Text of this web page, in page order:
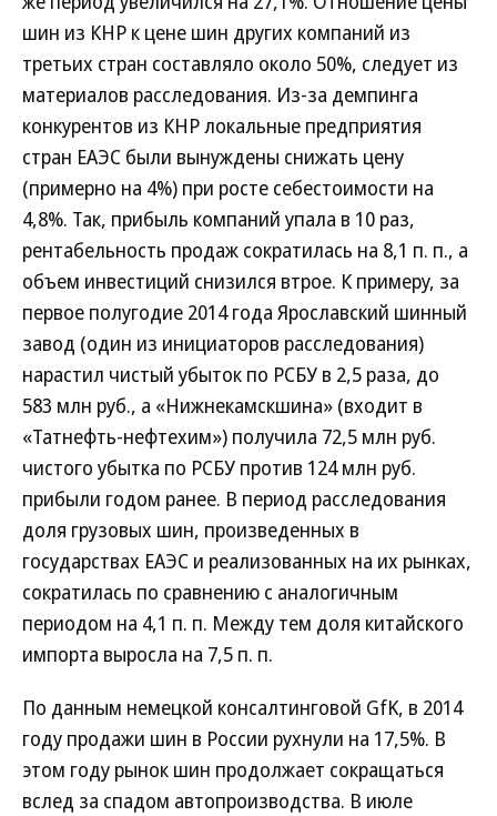
шин из КНР к цене шин других компаний из
третьих стран составляло около 50%, следует из
материалов расследования. Из-за демпинга
конкурентов из КНР локальные предприятия
стран ЕАЭС были вынуждены снижать цену
(примерно на 4%) при росте себестоимости на
4,8%. Так, прибыль компаний упала в 10 раз,
рентабельность продаж сократилась на 8,1 п. п., а
объем инвестиций снизился втрое. К примеру, за
первое полугодие 2014 года Ярославский шинный
завод (один из инициаторов расследования)
нарастил чистый убыток по РСБУ в 2,5 раза, до
583 млн руб., а «Нижнекамскшина» (входит в
«Татнефть-нефтехим») получила 72,5 млн руб.
чистого убытка по РСБУ против 124 млн руб.
прибыли годом ранее. В период расследования
доля грузовых шин, произведенных в
государствах ЕАЭС и реализованных на их рынках,
сократилась по сравнению с аналогичным
периодом на 4,1 п. п. Между тем доля китайского
импорта выросла на 7,5 п. п.
По данным немецкой консалтинговой GfK, в 2014
году продажи шин в России рухнули на 17,5%. В
этом году рынок шин продолжает сокращаться
вслед за спадом автопроизводства. В июле